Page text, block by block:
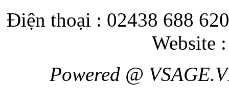
Điện thoại : 02438 688
Website
Powered @